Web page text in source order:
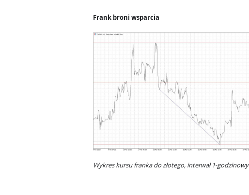
Frank broni wsparcia
Wykres kursu franka do złotego, interwał 1-godzinowy